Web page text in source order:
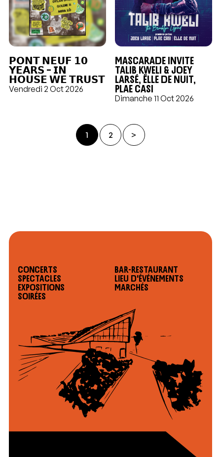
𝗣𝗢𝗡𝗧 𝗡𝗘𝗨𝗙 𝟭𝟬
𝗬𝗘𝗔𝗥𝗦 – 𝗜𝗡
𝗛𝗢𝗨𝗦𝗘 𝗪𝗘 𝗧𝗥𝗨𝗦𝗧
Vendredi 2 Oct 2026
Mascarade invite
Talib Kweli & Joey
Larsé, Ëlle de Nuit,
Plae Casi
Dimanche 11 Oct 2026
1 2 >
Concerts
Spectacles
Expositions
Soirées
Bar-restaurant
Lieu d'événements
Marchés